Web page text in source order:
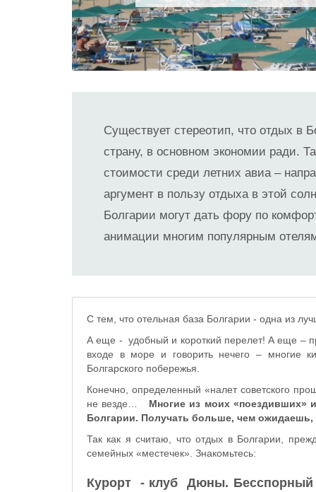
Существует стереотип, что отдых в
страну, в основном экономии ради.
стоимости среди летних авиа –
аргумент в пользу отдыха в этой
Болгарии могут дать фору по
анимации многим популярным
С тем, что отельная база Болгарии - одна из
А еще - удобный и короткий перелет! А еще –
входе в море и говорить нечего – многие
Болгарского побережья.
Конечно, определенный «налет советского
не везде… Многие из моих
Болгарии. Получать больше, чем ожидаешь,
Так как я считаю, что отдых в Болгарии,
семейных «местечек». Знакомьтесь:
Курорт - клуб Дюны. Бесспорный